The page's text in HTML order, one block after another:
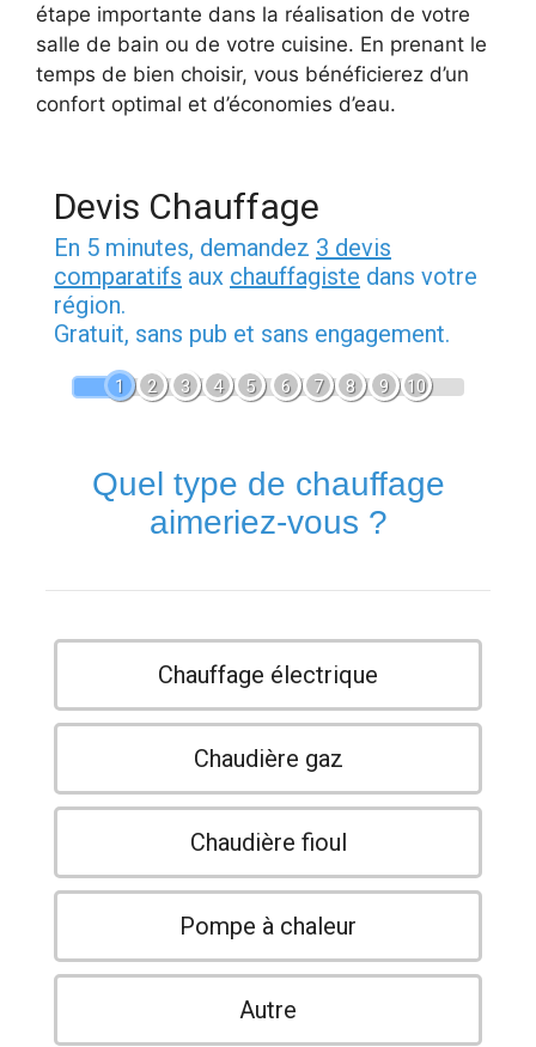
étape importante dans la réalisation de votre
salle de bain ou de votre cuisine. En prenant le
temps de bien choisir, vous bénéficierez d’un
confort optimal et d’économies d’eau.
Devis Chauffage
En 5 minutes, demandez 3 devis
comparatifs aux chauffagiste dans votre
région.
Gratuit, sans pub et sans engagement.
1 2 3 4 5 6 7 8 9 10
Quel type de chauffage
aimeriez-vous ?
Chauffage électrique
Chaudière gaz
Chaudière fioul
Pompe à chaleur
Autre